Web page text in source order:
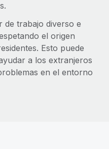
de trabajo diverso e
el origen
Esto puede
a los extranjeros
en el entorno